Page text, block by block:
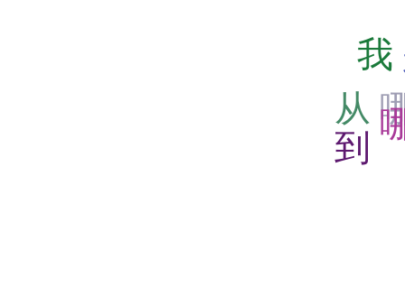
我
从
到